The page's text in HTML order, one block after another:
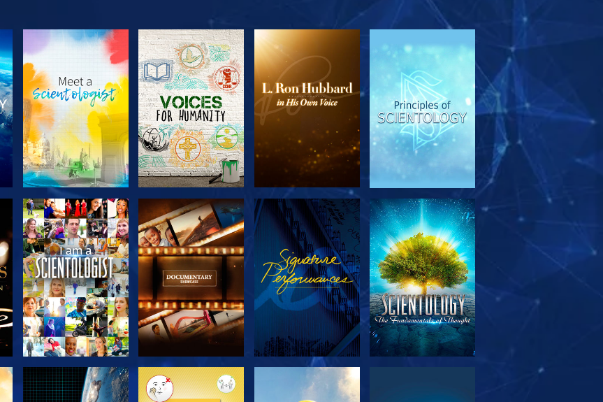
UTFORSKA
SERIEN
UTFORSKA
SERIEN
UTFORSKA
SERIEN
TITTA